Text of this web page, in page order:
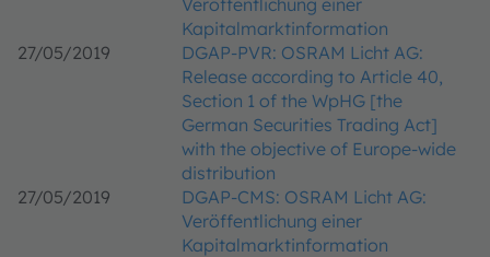
Veröffentlichung einer
Kapitalmarktinformation
27/05/2019
DGAP-PVR: OSRAM Licht AG:
Release according to Article 40,
Section 1 of the WpHG [the
German Securities Trading Act]
with the objective of Europe-wide
distribution
27/05/2019
DGAP-CMS: OSRAM Licht AG:
Veröffentlichung einer
Kapitalmarktinformation